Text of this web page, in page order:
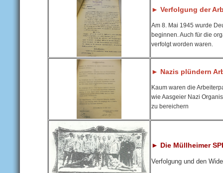
► Verfolgung der
Am 8. Mai 1945 wurde
beginnen. Auch für die
verfolgt worden waren.
► Nazis plündern
Kaum waren die
wie Aasgeier Nazi
zu bereichern
► Die Müllheimer
Verfolgung und den